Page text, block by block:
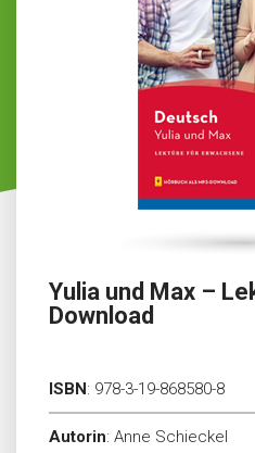
Yulia und Max –
Download
ISBN: 978-3-19-868580-8
Autorin: Anne Schieckel